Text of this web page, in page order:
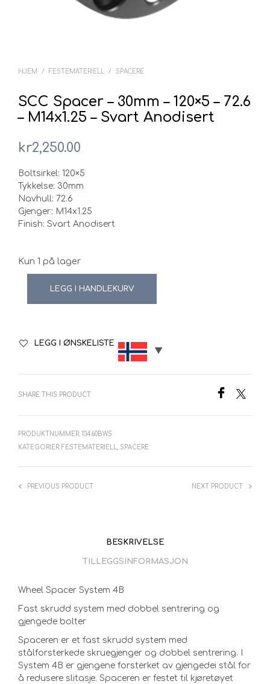
HJEM / FESTEMATERIELL / SPACERE
SCC Spacer – 30mm – 120×5 – 72.6
– M14x1.25 – Svart Anodisert
kr2,250.00
Boltsirkel: 120×5
Tykkelse: 30mm
Navhull: 72.6
Gjenger: M14x1.25
Finish: Svart Anodisert
Kun 1 på lager
LEGG I HANDLEKURV
LEGG I ØNSKELISTE
SHARE THIS PRODUCT
PRODUKTNUMMER: 13460BWS
KATEGORIER: FESTEMATERIELL SPACERE
PREVIOUS PRODUCT NEXT PRODUCT
BESKRIVELSE
TILLEGGSINFORMASJON
Wheel Spacer System 4B
Fast skrudd system med dobbel sentrering og
gjengede bolter
Spaceren er et fast skrudd system med
stålforsterkede skruegjenger og dobbel sentrering. I
System 4B er gjengene forsterket av gjengedei stål for
å redusere slitasje. Spaceren er festet til kjøretøyet